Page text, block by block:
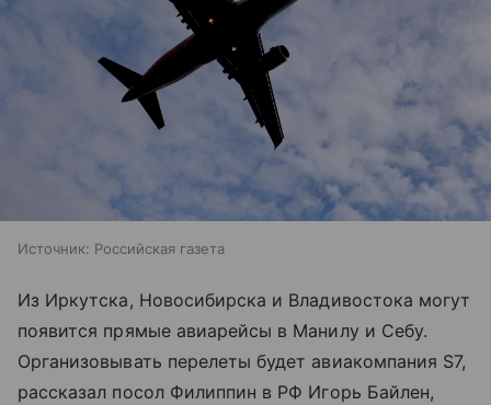
Источник: Российская газета
Из Иркутска, Новосибирска и Владивостока могут
появится прямые авиарейсы в Манилу и Себу.
Организовывать перелеты будет авиакомпания S7,
рассказал посол Филиппин в РФ Игорь Байлен,